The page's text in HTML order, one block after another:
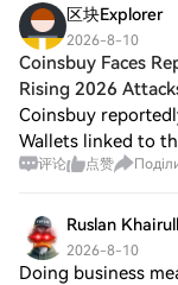
ініціативою. Це
мемів додає
характер,
мемкоїнів, які
спільноті та
видимості. Хто є інвесторами MEOW
MEOW, $$meow?
немає readily
інвестиційні фонди,
MEOW MEOW,
не є незвичайною в
区块Explorer
2026-8-10
Coinsbuy Faces
Rising 2026
Coinsbuy
Wallets linked to
drained across
评论 点赞
Ruslan
2026-8-10
Doing business